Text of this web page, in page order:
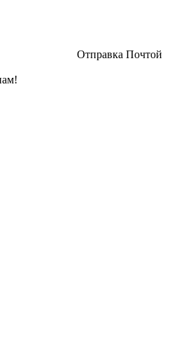
Отправка Почтой